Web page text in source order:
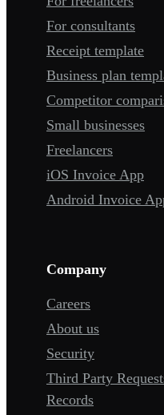
For consultants
Receipt template
Business plan
Competitor
Small businesses
Freelancers
iOS Invoice App
Android Invoice
Company
Careers
About us
Security
Third Party
Records